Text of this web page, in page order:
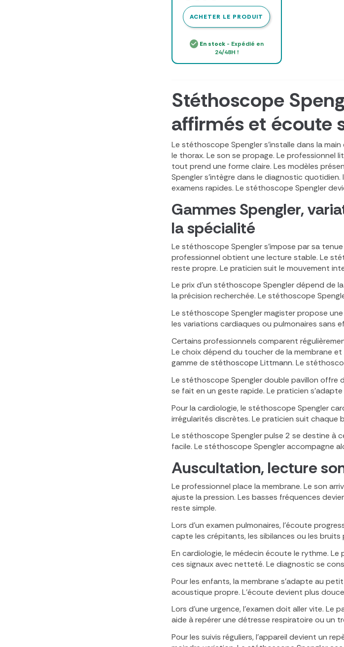
ACHETER LE PRODUIT
En stock- Expédié en
24/48H !
Stéthoscope
affirmés et écoute
Le stéthoscope Spengler s’installe dans la
le thorax. Le son se propage. Le professionnel
tout prend une forme claire. Les modèles
Spengler s’intègre dans le diagnostic
examens rapides. Le stéthoscope Spengler
Gammes Spengler,
la spécialité
Le stéthoscope Spengler s’impose par sa
professionnel obtient une lecture stable. Le
reste propre. Le praticien suit le mouvement
Le prix d'un stéthoscope Spengler dépend de
la précision recherchée. Le stéthoscope
Le stéthoscope Spengler magister propose
les variations cardiaques ou pulmonaires sans
Certains professionnels comparent
Le choix dépend du toucher de la membrane
gamme de stéthoscope Littmann. Le
Le stéthoscope Spengler double pavillon offre
se fait en un geste rapide. Le praticien
Pour la cardiologie, le stéthoscope Spengler
irrégularités discrètes. Le praticien suit
Le stéthoscope Spengler pulse 2 se destine à
facile. Le stéthoscope Spengler accompagne
Auscultation, lecture
Le professionnel place la membrane. Le son
ajuste la pression. Les basses fréquences
reste simple.
Lors d’un examen pulmonaires, l’écoute
capte les crépitants, les sibilances ou les bruits
En cardiologie, le médecin écoute le rythme.
ces signaux avec netteté. Le diagnostic se
Pour les enfants, la membrane s’adapte au
acoustique propre. L’écoute devient plus
Lors d’une urgence, l’examen doit aller vite.
aide à repérer une détresse respiratoire ou un
Pour les suivis réguliers, l’appareil devient un